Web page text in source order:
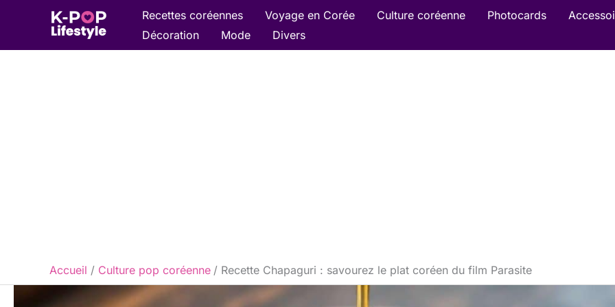
contenu
Recettes coréennes Voyage en Corée Culture coréenne Photocards
Décoration
Mode Divers
Accueil Culture pop coréenne Recette Chapaguri : savourez le plat coréen du film Parasite